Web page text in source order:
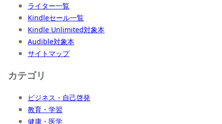
ライター一覧
Kindleセール一覧
Kindle Unlimited対象本
Audible対象本
サイトマップ
カテゴリ
ビジネス・自己啓発
教育・学習
健康・医学